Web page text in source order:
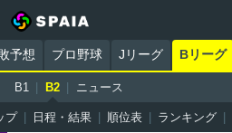
予想 プロ野球 Jリーグ Bリーグ
B1 B2 ニュース
プ 日程・結果 順位表 ランキング